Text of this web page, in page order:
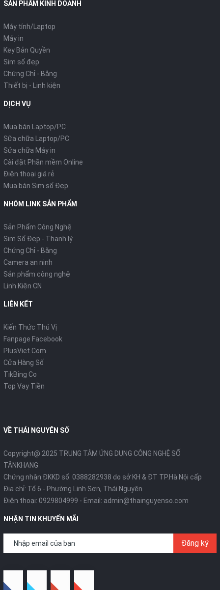
SẢN PHẨM KINH DOANH
Máy tính/Laptop
Máy in
Key Bản Quyền
Sim số đẹp
Chứng Chỉ - Bằng
Thiết bị - Linh kiện
DỊCH VỤ
Mua bán Laptop/PC
Sữa chữa Laptop/PC
Sửa chữa Máy in
Cài đặt Phần mềm Online
Điện thoại giá rẻ
Mua bán Sim số Đẹp
NHÓM LINK SẢN PHẨM
Sản Phẩm Công Nghệ
Sim Số Đẹp - Thanh lý
Chứng Chỉ - Bằng
Camera an ninh
Sản phẩm công nghệ
Linh Kiện CN
LIÊN KẾT
Kiến Thức Thú Vị
Fanpage Facebook
PlusViet.Com
Cửa Hàng Số
TikBing Co
Top Vay Tiền
VỀ THÁI NGUYÊN SỐ
Copyright@ 2025 TRUNG TÂM ỨNG DỤNG CÔNG NGHỆ SỐ
TÂNKHANG
Chứng nhận ĐKKD số: 0388282938 do sở KH & ĐT TP.Hà Nội cấp
Địa chỉ: Tổ 6 - Phường Linh Sơn, Thái Nguyên
Điện thoại: 0929804999 - Email: admin@thainguyenso.com
NHẬN TIN KHUYẾN MÃI
Đăng ký